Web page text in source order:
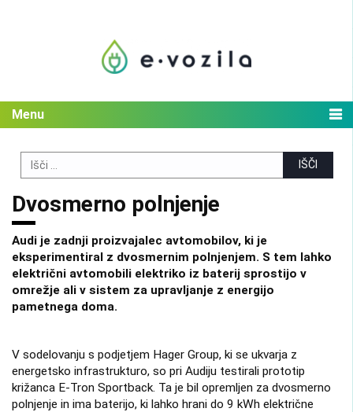
Menu
Search
for:
Dvosmerno polnjenje
Audi je zadnji proizvajalec avtomobilov, ki je
eksperimentiral z dvosmernim polnjenjem. S tem lahko
električni avtomobili elektriko iz baterij sprostijo v
omrežje ali v sistem za upravljanje z energijo
pametnega doma.
V sodelovanju s podjetjem Hager Group, ki se ukvarja z
energetsko infrastrukturo, so pri Audiju testirali prototip
križanca E-Tron Sportback. Ta je bil opremljen za dvosmerno
polnjenje in ima baterijo, ki lahko hrani do 9 kWh električne